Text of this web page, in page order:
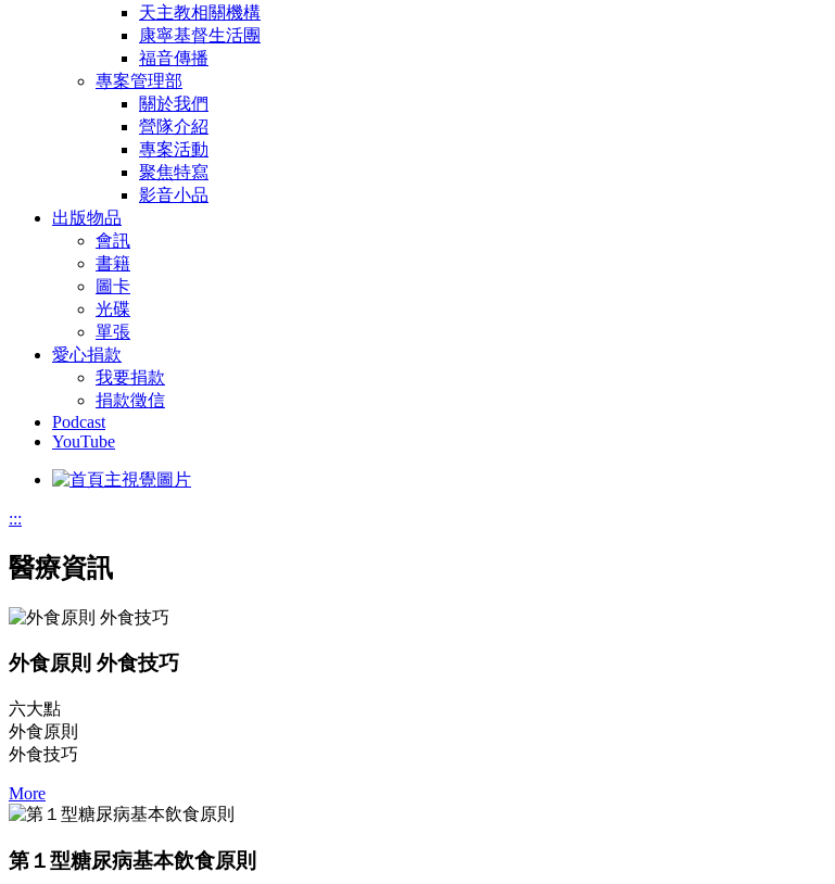
天主教相關機構
康寧基督生活團
福音傳播
專案管理部
關於我們
營隊介紹
專案活動
聚焦特寫
影音小品
出版物品
會訊
書籍
圖卡
光碟
單張
愛心捐款
我要捐款
捐款徵信
Podcast
YouTube
:::
醫療資訊
外食原則 外食技巧
六大點
外食原則
外食技巧
More
第１型糖尿病基本飲食原則